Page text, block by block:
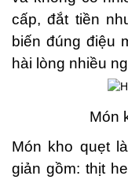
cấp, đắt tiền
biến đúng điệu
hài lòng nhiều
Món
Món kho quẹt
giản gồm: thịt